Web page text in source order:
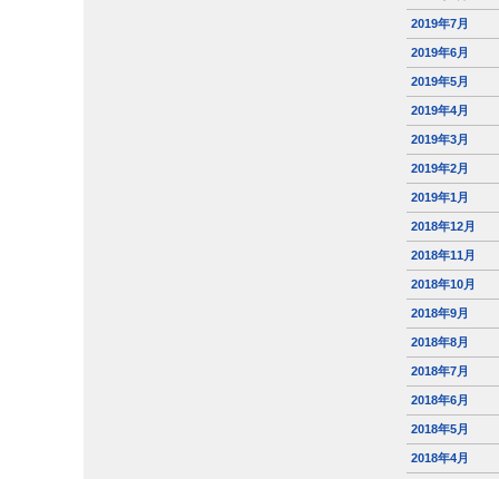
2019年7月
2019年6月
2019年5月
2019年4月
2019年3月
2019年2月
2019年1月
2018年12月
2018年11月
2018年10月
2018年9月
2018年8月
2018年7月
2018年6月
2018年5月
2018年4月